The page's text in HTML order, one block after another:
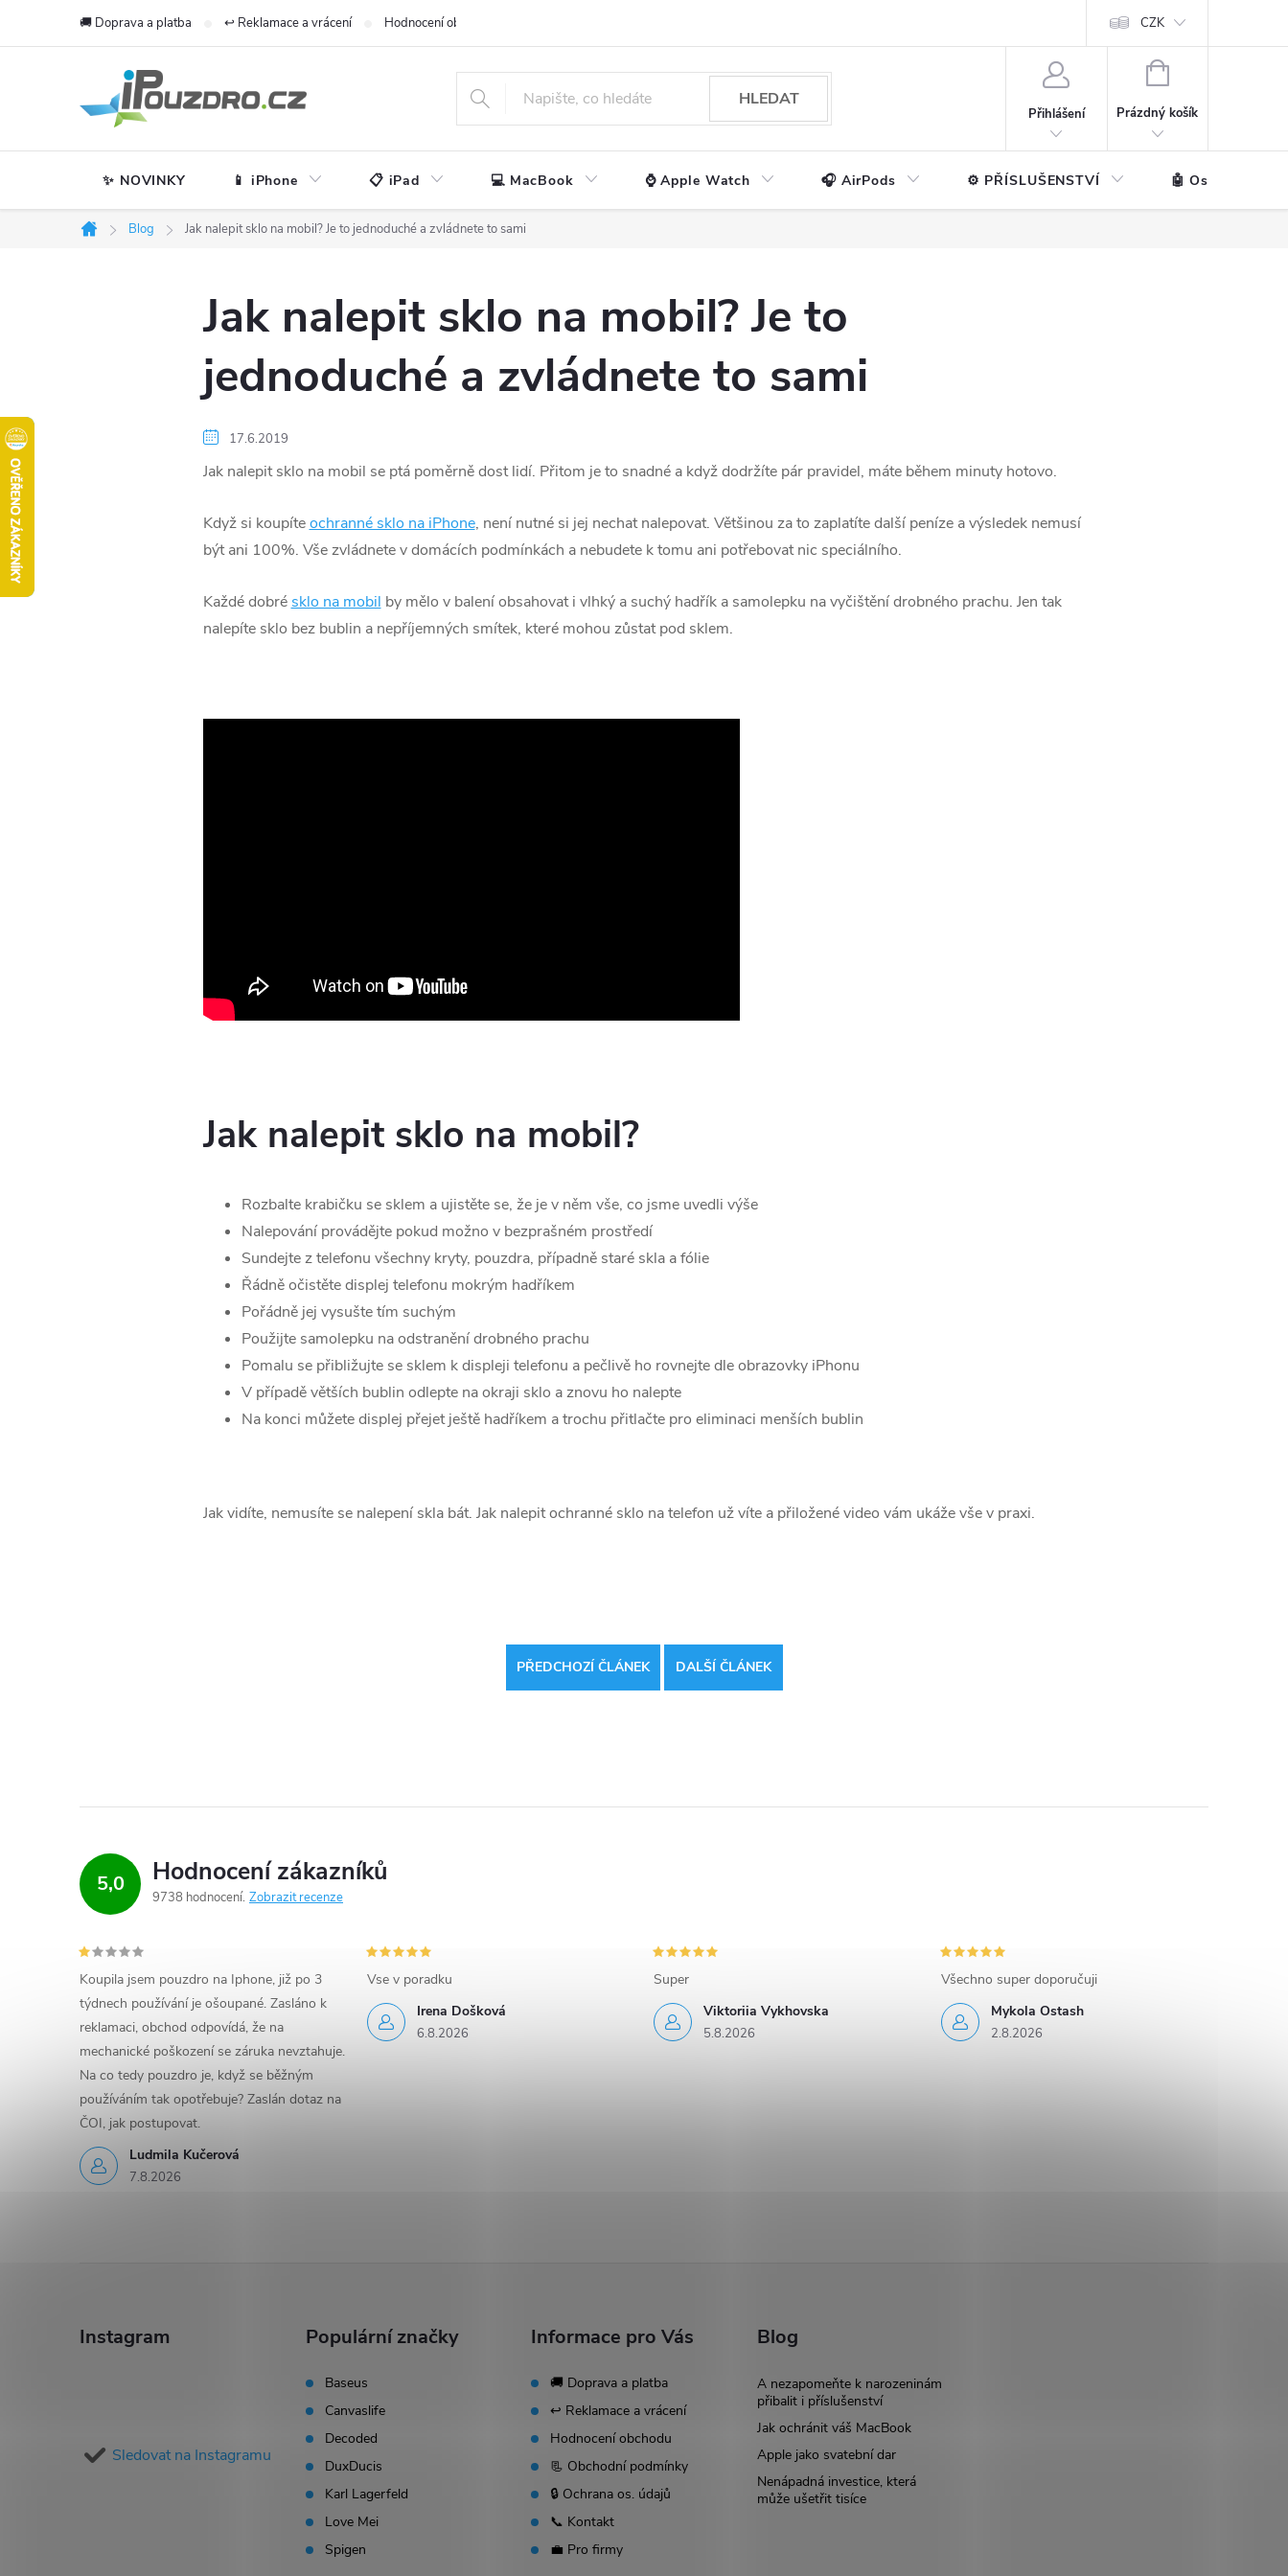
🚚 Doprava a platba ↩️ Reklamace a vrácení Hodnocení obchodu CZK
HLEDAT
Přihlášení
NÁKUPNÍ
Prázdný košík
✨ NOVINKY 📱 iPhone 📋 iPad 💻 MacBook ⌚ Apple Watch 🎧 AirPods ⚙️ PŘÍSLUŠENSTVÍ 🤖 Ostatní
Domů
Blog Jak nalepit sklo na mobil? Je to jednoduché a zvládnete to sami
Jak nalepit sklo na mobil? Je to
jednoduché a zvládnete to sami
17.6.2019
Jak nalepit sklo na mobil se ptá poměrně dost lidí. Přitom je to snadné a když dodržíte pár pravidel, máte během minuty hotovo.
Když si koupíteochranné sklo na iPhone, není nutné si jej nechat nalepovat. Většinou za to zaplatíte další peníze a výsledek nemusí
být ani 100%. Vše zvládnete v domácích podmínkách a nebudete k tomu ani potřebovat nic speciálního.
Každé dobré sklo na mobil by mělo v balení obsahovat i vlhký a suchý hadřík a samolepku na vyčištění drobného prachu. Jen tak
nalepíte sklo bez bublin a nepříjemných smítek, které mohou zůstat pod sklem.
Jak nalepit sklo na mobil?
Rozbalte krabičku se sklem a ujistěte se, že je v něm vše, co jsme uvedli výše
Nalepování provádějte pokud možno v bezprašném prostředí
Sundejte z telefonu všechny kryty, pouzdra, případně staré skla a fólie
Řádně očistěte displej telefonu mokrým hadříkem
Pořádně jej vysušte tím suchým
Použijte samolepku na odstranění drobného prachu
Pomalu se přibližujte se sklem k displeji telefonu a pečlivě ho rovnejte dle obrazovky iPhonu
V případě větších bublin odlepte na okraji sklo a znovu ho nalepte
Na konci můžete displej přejet ještě hadříkem a trochu přitlačte pro eliminaci menších bublin
Jak vidíte, nemusíte se nalepení skla bát. Jak nalepit ochranné sklo na telefon už víte a přiložené video vám ukáže vše v praxi.
PŘEDCHOZÍ ČLÁNEK DALŠÍ ČLÁNEK
5,0 Hodnocení zákazníků
9738 hodnocení Zobrazit recenze
Ludmila Kučerová
7.8.2026
Koupila jsem pouzdro na Iphone, již po 3
týdnech používání je ošoupané. Zasláno k
reklamaci, obchod odpovídá, že na
mechanické poškození se záruka nevztahuje.
Na co tedy pouzdro je, když se běžným
používáním tak opotřebuje? Zaslán dotaz na
ČOI, jak postupovat.
Irena Došková
6.8.2026
Vse v poradku
Viktoriia Vykhovska
5.8.2026
Super
Mykola Ostash
2.8.2026
Všechno super doporučuji
Instagram
Sledovat na Instagramu
Populární značky
Baseus
Canvaslife
Decoded
DuxDucis
Karl Lagerfeld
Love Mei
Spigen
Informace pro Vás
🚚 Doprava a platba
↩️ Reklamace a vrácení
Hodnocení obchodu
📃 Obchodní podmínky
🔒 Ochrana os. údajů
📞 Kontakt
💼 Pro firmy
Blog
A nezapomeňte k narozeninám
přibalit i příslušenství
Jak ochránit váš MacBook
Apple jako svatební dar
Nenápadná investice, která
může ušetřit tisíce